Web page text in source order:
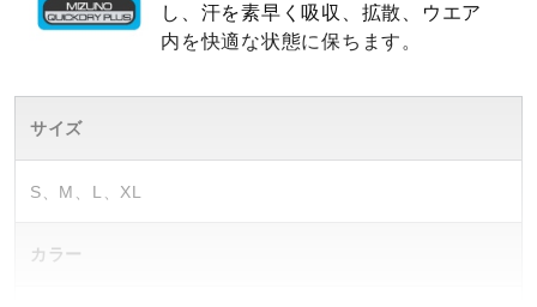
健康／エクササイズ
メディカル
し、汗を素早く吸収、拡散、ウエア
内を快適な状態に保ちます。
サイズ
S、M、L、XL
カラー